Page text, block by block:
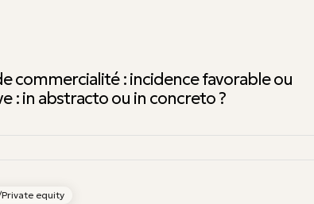
commercialité : incidence favorable ou
: in abstracto ou in concreto ?
equity